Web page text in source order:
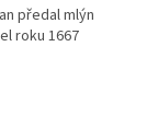
předal mlýn
roku 1667